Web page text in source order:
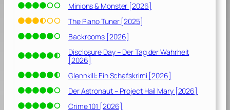
r
r
i
r
“
[
2
Minions & Monster [2026]
The Piano Tuner [2025]
Backrooms [2026]
Disclosure Day – Der Tag der Wahrheit
[2026]
Glennkill: Ein Schafskrimi [2026]
Der Astronaut – Project Hail Mary [2026]
Crime 101 [2026]